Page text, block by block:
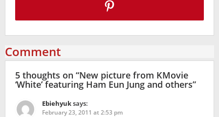
Comment
5 thoughts on “New picture from KMovie
‘White’ featuring Ham Eun Jung and others”
Ebiehyuksays:
February 23, 2011 at 2:53 pm